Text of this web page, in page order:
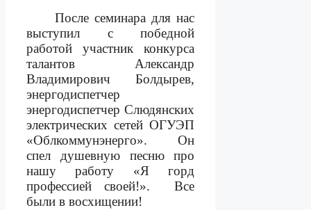
После семинара для нас
выступил с победной
работой участник конкурса
талантов Александр
Владимирович Болдырев,
энергодиспетчер
энергодиспетчер Слюдянских
электрических сетей ОГУЭП
«Облкоммунэнерго».
Он
спел душевную песню про
нашу работу «Я горд
профессией своей!».
Все
были в восхищении!